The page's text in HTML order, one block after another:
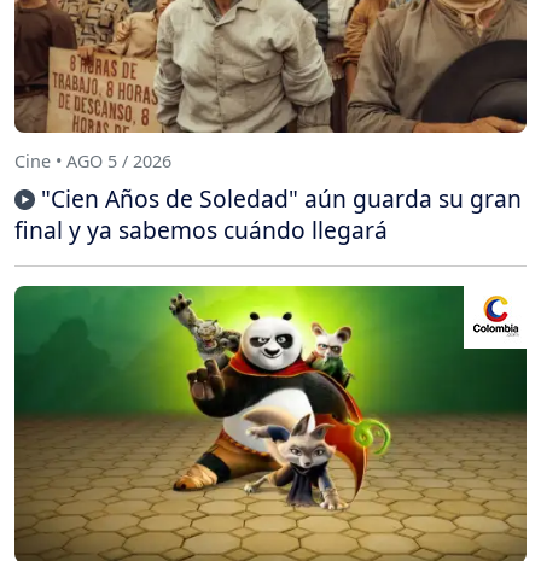
Cine • AGO 5 / 2026
"Cien Años de Soledad" aún guarda su gran
final y ya sabemos cuándo llegará